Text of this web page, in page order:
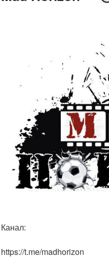
Канал:
https://t.me/madhorizon